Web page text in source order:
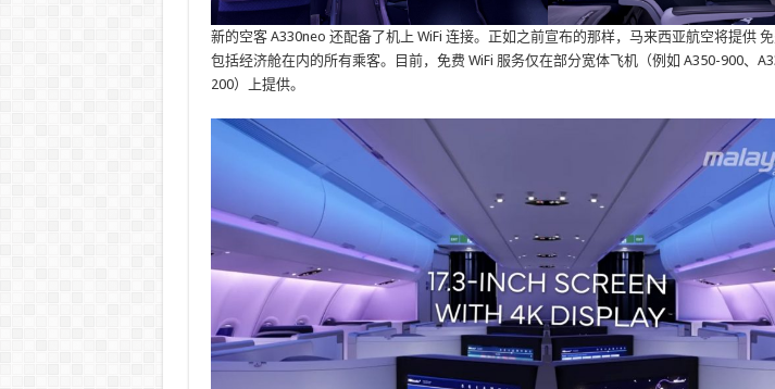
新的空客 A330neo 还配备了机上 WiFi 连接。正如之前宣布的那样，马来西亚航空将提供
包括经济舱在内的所有乘客。目前，免费 WiFi 服务仅在部分宽体飞机（例如 A350-900、
200）上提供。